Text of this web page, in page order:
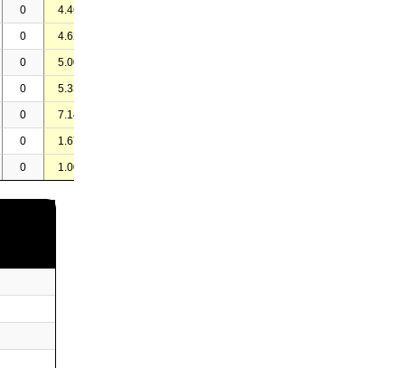
0 4.46
0 4.62
0 5.00
0 5.33
0 7.14
0 1.67
0 1.00